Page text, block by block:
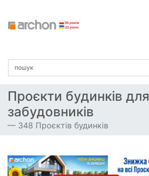
Проєкти будинків для
забудовників
348 Проєктів будинків